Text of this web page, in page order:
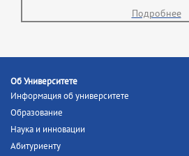
Подробнее
Об Университете
Информация об университете
Образование
Наука и инновации
Абитуриенту